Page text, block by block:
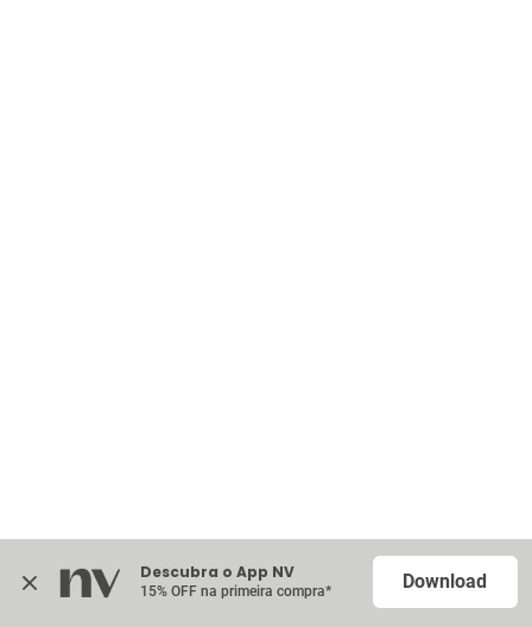
Descubra o App NV
15% OFF na primeira compra* Download